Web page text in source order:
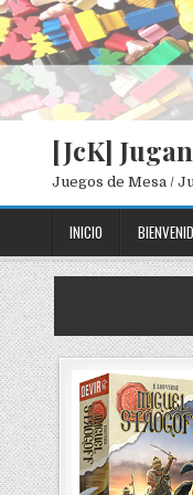
[JcK]
Juegos de Mesa /
INICIO